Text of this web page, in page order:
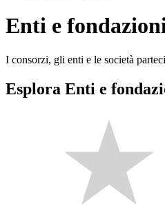
Enti e
I consorzi, gli enti e le società
Esplora Enti e